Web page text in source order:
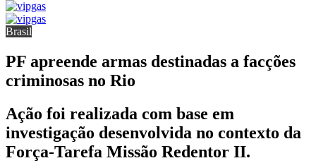
Brasil
PF apreende armas destinadas a facções
criminosas no Rio
Ação foi realizada com base em
investigação desenvolvida no contexto da
Força-Tarefa Missão Redentor II.